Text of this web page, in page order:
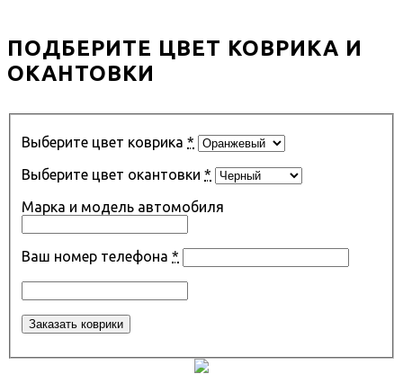
ПОДБЕРИТЕ ЦВЕТ КОВРИКА И
ОКАНТОВКИ
Выберите цвет коврика *
Выберите цвет окантовки *
Марка и модель автомобиля
Ваш номер телефона *